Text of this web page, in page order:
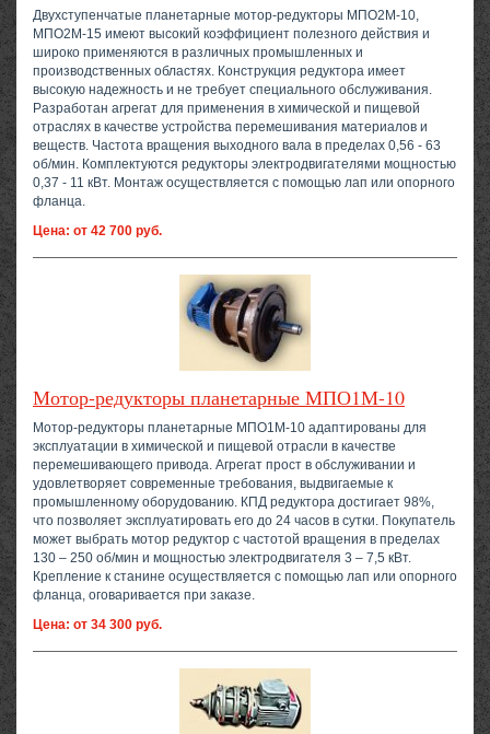
Двухступенчатые планетарные мотор-редукторы МПО2М-10,
МПО2М-15 имеют высокий коэффициент полезного действия и
широко применяются в различных промышленных и
производственных областях. Конструкция редуктора имеет
высокую надежность и не требует специального обслуживания.
Разработан агрегат для применения в химической и пищевой
отраслях в качестве устройства перемешивания материалов и
веществ. Частота вращения выходного вала в пределах 0,56 - 63
об/мин. Комплектуются редукторы электродвигателями мощностью
0,37 - 11 кВт. Монтаж осуществляется с помощью лап или опорного
фланца.
Цена: от 42 700 руб.
Мотор-редукторы планетарные МПО1М-10
Мотор-редукторы планетарные МПО1М-10 адаптированы для
эксплуатации в химической и пищевой отрасли в качестве
перемешивающего привода. Агрегат прост в обслуживании и
удовлетворяет современные требования, выдвигаемые к
промышленному оборудованию. КПД редуктора достигает 98%,
что позволяет эксплуатировать его до 24 часов в сутки. Покупатель
может выбрать мотор редуктор с частотой вращения в пределах
130 – 250 об/мин и мощностью электродвигателя 3 – 7,5 кВт.
Крепление к станине осуществляется с помощью лап или опорного
фланца, оговаривается при заказе.
Цена: от 34 300 руб.